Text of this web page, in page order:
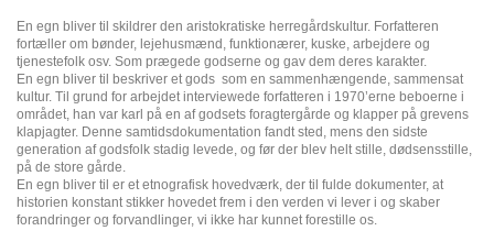
En egn bliver til skildrer den aristokratiske herregårdskultur. Forfatteren
fortæller om bønder, lejehusmænd, funktionærer, kuske, arbejdere og
tjenestefolk osv. Som prægede godserne og gav dem deres karakter.
En egn bliver til beskriver et gods som en sammenhængende, sammensat
kultur. Til grund for arbejdet interviewede forfatteren i 1970’erne beboerne i
området, han var karl på en af godsets foragtergårde og klapper på grevens
klapjagter. Denne samtidsdokumentation fandt sted, mens den sidste
generation af godsfolk stadig levede, og før der blev helt stille, dødsensstille,
på de store gårde.
En egn bliver til er et etnografisk hovedværk, der til fulde dokumenter, at
historien konstant stikker hovedet frem i den verden vi lever i og skaber
forandringer og forvandlinger, vi ikke har kunnet forestille os.